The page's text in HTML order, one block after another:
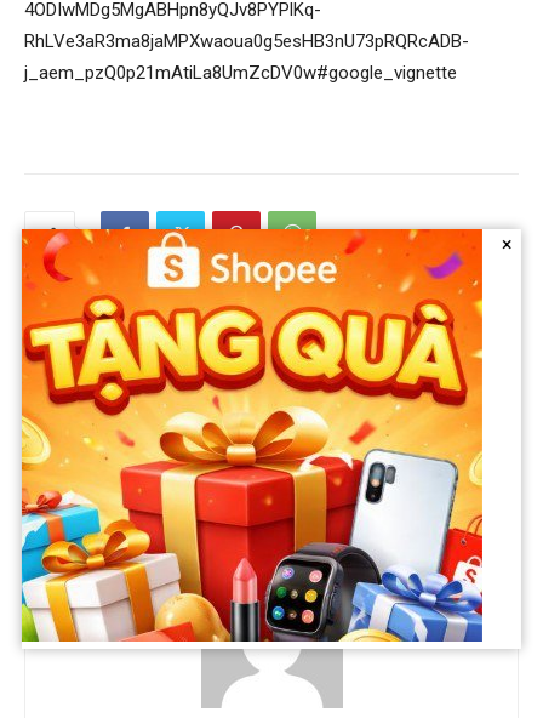
4ODIwMDg5MgABHpn8yQJv8PYPlKq-
RhLVe3aR3ma8jaMPXwaoua0g5esHB3nU73pRQRcADB-
j_aem_pzQ0p21mAtiLa8UmZcDV0w#google_vignette
Previous article
Bắ:t khẩ:n cấ:p mẹ kế xúi giục
2 con riêng của chồng ‘sá:t
hạ:i’ cha ruộ:t ở Đà Nẵng. 2
người con sao lại tin lời mẹ
kế đến mức đấy chứ!
Next article
Mẹ kế khai lý do xúi giục 2
con riêng của chồng ‘sá:t hạ:i’
cha ruộ:t ở Đà Nẵng, lời khai
lật tẩy sự thật khó tin: Không
có lửa làm sao có khói?
×